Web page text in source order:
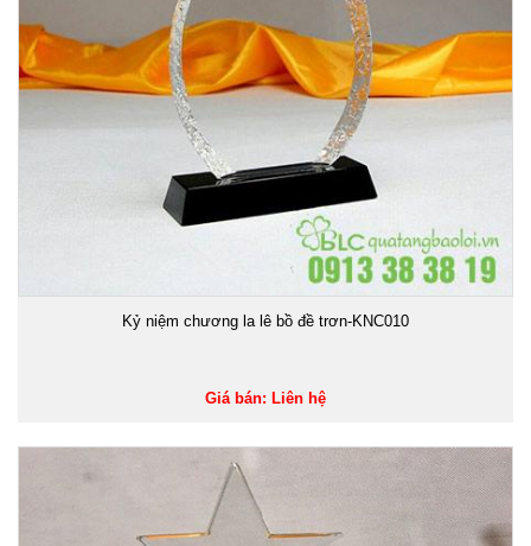
Kỷ niệm chương la lê bồ đề trơn-KNC010
Giá bán: Liên hệ